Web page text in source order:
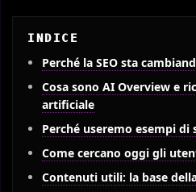
INDICE
Perché la SEO sta
Cosa sono AI Overview e
artificiale
Perché useremo esempi
Come cercano oggi gli
Contenuti utili: la base